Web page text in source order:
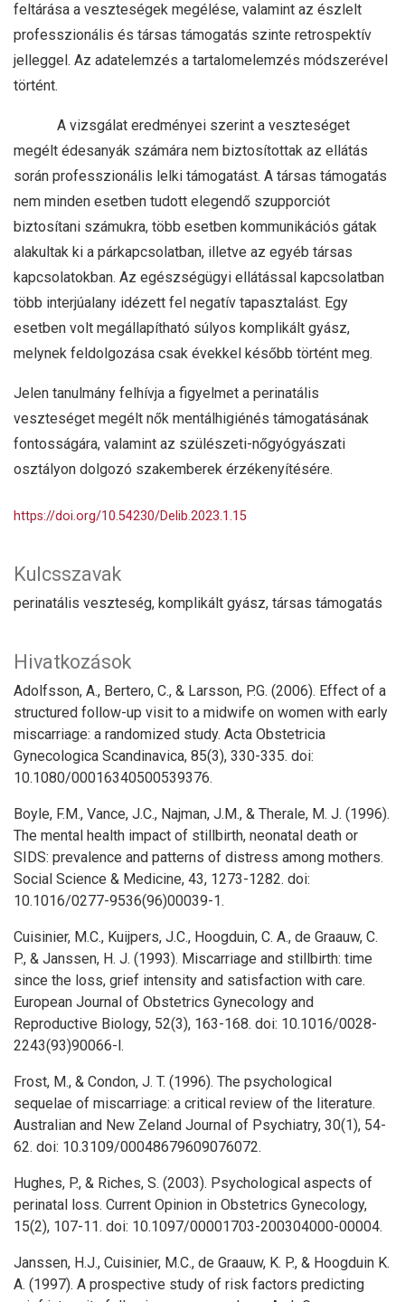
Kulcsszavak
perinatális veszteség komplikált gyász társas támogatás
feltárása a veszteségek megélése, valamint az észlelt
professzionális és társas támogatás szinte retrospektív
jelleggel. Az adatelemzés a tartalomelemzés módszerével
történt.
A vizsgálat eredményei szerint a veszteséget
megélt édesanyák számára nem biztosítottak az ellátás
során professzionális lelki támogatást. A társas támogatás
nem minden esetben tudott elegendő szupporciót
biztosítani számukra, több esetben kommunikációs gátak
alakultak ki a párkapcsolatban, illetve az egyéb társas
kapcsolatokban. Az egészségügyi ellátással kapcsolatban
több interjúalany idézett fel negatív tapasztalást. Egy
esetben volt megállapítható súlyos komplikált gyász,
melynek feldolgozása csak évekkel később történt meg.
Jelen tanulmány felhívja a figyelmet a perinatális
veszteséget megélt nők mentálhigiénés támogatásának
fontosságára, valamint az szülészeti-nőgyógyászati
osztályon dolgozó szakemberek érzékenyítésére.
https://doi.org/10.54230/Delib.2023.1.15
Hivatkozások
Adolfsson, A., Bertero, C., & Larsson, P.G. (2006). Effect of a
structured follow-up visit to a midwife on women with early
miscarriage: a randomized study. Acta Obstetricia
Gynecologica Scandinavica, 85(3), 330-335. doi:
10.1080/00016340500539376.
Boyle, F.M., Vance, J.C., Najman, J.M., & Therale, M. J. (1996).
The mental health impact of stillbirth, neonatal death or
SIDS: prevalence and patterns of distress among mothers.
Social Science & Medicine, 43, 1273-1282. doi:
10.1016/0277-9536(96)00039-1.
Cuisinier, M.C., Kuijpers, J.C., Hoogduin, C. A., de Graauw, C.
P., & Janssen, H. J. (1993). Miscarriage and stillbirth: time
since the loss, grief intensity and satisfaction with care.
European Journal of Obstetrics Gynecology and
Reproductive Biology, 52(3), 163-168. doi: 10.1016/0028-
2243(93)90066-l.
Frost, M., & Condon, J. T. (1996). The psychological
sequelae of miscarriage: a critical review of the literature.
Australian and New Zeland Journal of Psychiatry, 30(1), 54-
62. doi: 10.3109/00048679609076072.
Hughes, P., & Riches, S. (2003). Psychological aspects of
perinatal loss. Current Opinion in Obstetrics Gynecology,
15(2), 107-11. doi: 10.1097/00001703-200304000-00004.
Janssen, H.J., Cuisinier, M.C., de Graauw, K. P., & Hoogduin K.
A. (1997). A prospective study of risk factors predicting